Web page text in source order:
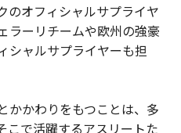
のオフィシャルサプライヤ
ラーリチームや欧州の強豪
シャルサプライヤーも担
かかわりをもつことは、多
こで活躍するアスリートた